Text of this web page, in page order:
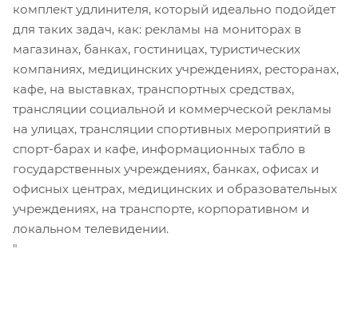
комплект удлинителя, который идеально подойдет
для таких задач, как: рекламы на мониторах в
магазинах, банках, гостиницах, туристических
компаниях, медицинских учреждениях, ресторанах,
кафе, на выставках, транспортных средствах,
трансляции социальной и коммерческой рекламы
на улицах, трансляции спортивных мероприятий в
спорт-барах и кафе, информационных табло в
государственных учреждениях, банках, офисах и
офисных центрах, медицинских и образовательных
учреждениях, на транспорте, корпоративном и
локальном телевидении.
"